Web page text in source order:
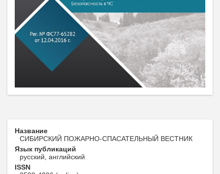
Название
СИБИРСКИЙ ПОЖАРНО-СПАСАТЕЛЬНЫЙ ВЕСТНИК
Язык публикаций
русский, английский
ISSN